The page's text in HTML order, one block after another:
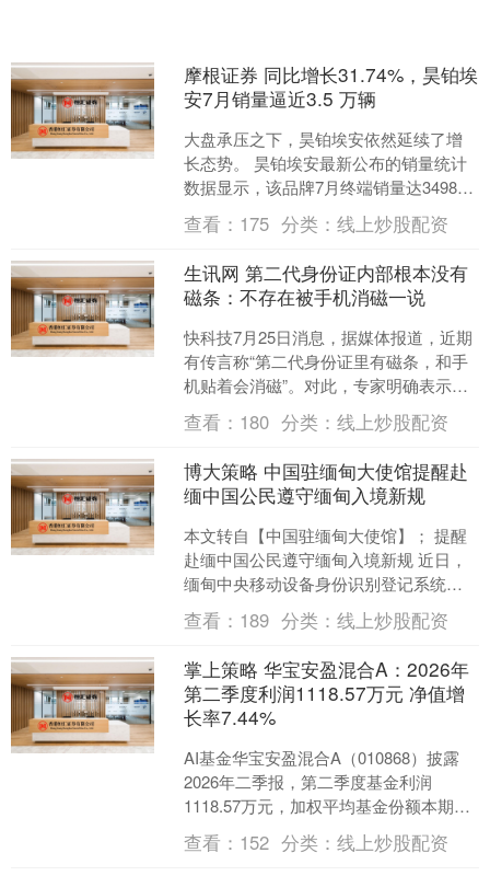
摩根证券 同比增长31.74%，昊铂埃
安7月销量逼近3.5 万辆
大盘承压之下，昊铂埃安依然延续了增
长态势。 昊铂埃安最新公布的销量统计
数据显示，该品牌7月终端销量达34987
辆，同比增长31.74%，实现连续5个月同
比正增长....
查看： 175 分类：线上炒股配资
生讯网 第二代身份证内部根本没有
磁条：不存在被手机消磁一说
快科技7月25日消息，据媒体报道，近期
有传言称“第二代身份证里有磁条，和手
机贴着会消磁”。对此，专家明确表示，
这是一条彻头彻尾的流言。目前广泛使
用的第二代身份证....
查看： 180 分类：线上炒股配资
博大策略 中国驻缅甸大使馆提醒赴
缅中国公民遵守缅甸入境新规
本文转自【中国驻缅甸大使馆】； 提醒
赴缅中国公民遵守缅甸入境新规 近日，
缅甸中央移动设备身份识别登记系统
（CEIR）项目指导委员会发布公告，自
仰光、内比都和曼德....
查看： 189 分类：线上炒股配资
掌上策略 华宝安盈混合A：2026年
第二季度利润1118.57万元 净值增
长率7.44%
AI基金华宝安盈混合A（010868）披露
2026年二季报，第二季度基金利润
1118.57万元，加权平均基金份额本期利
润0.0899元。报告期内，基金净值增长
率....
查看： 152 分类：线上炒股配资